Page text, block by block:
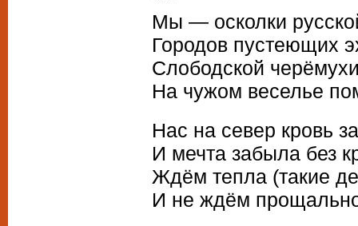
Мы — осколки
Городов пустеющих
Слободской
На чужом веселье
Нас на север кровь
И мечта забыла без
Ждём тепла (такие
И не ждём